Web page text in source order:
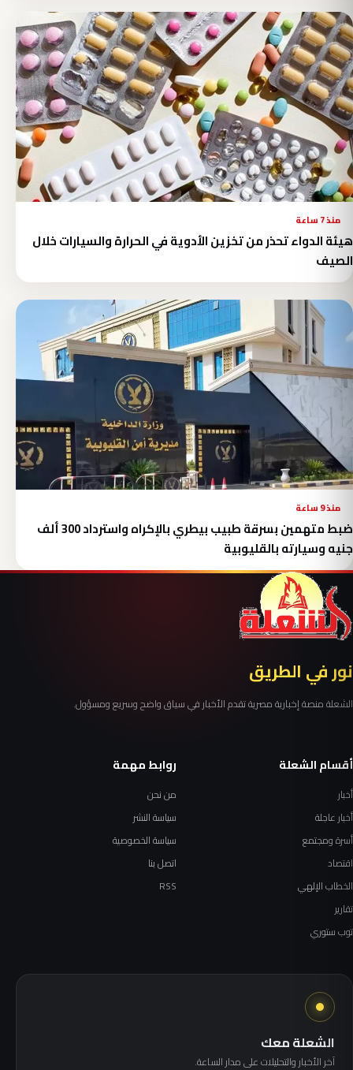
منذ 7 ساعة
هيئة الدواء تحذر من تخزين الأدوية في الحرارة والسيارات خلال
الصيف
منذ 9 ساعة
ضبط متهمين بسرقة طبيب بيطري بالإكراه واسترداد 300 ألف
جنيه وسيارته بالقليوبية
نور في الطريق
الشعلة منصة إخبارية مصرية تقدم الأخبار في سياق واضح وسريع ومسؤول.
أقسام الشعلة
أخبار
أخبار عاجلة
أسرة ومجتمع
اقتصاد
الخطاب الإلهي
تقارير
توب ستوري
روابط مهمة
من نحن
سياسة النشر
سياسة الخصوصية
اتصل بنا
RSS
الشعلة معك
آخر الأخبار والتحليلات على مدار الساعة.